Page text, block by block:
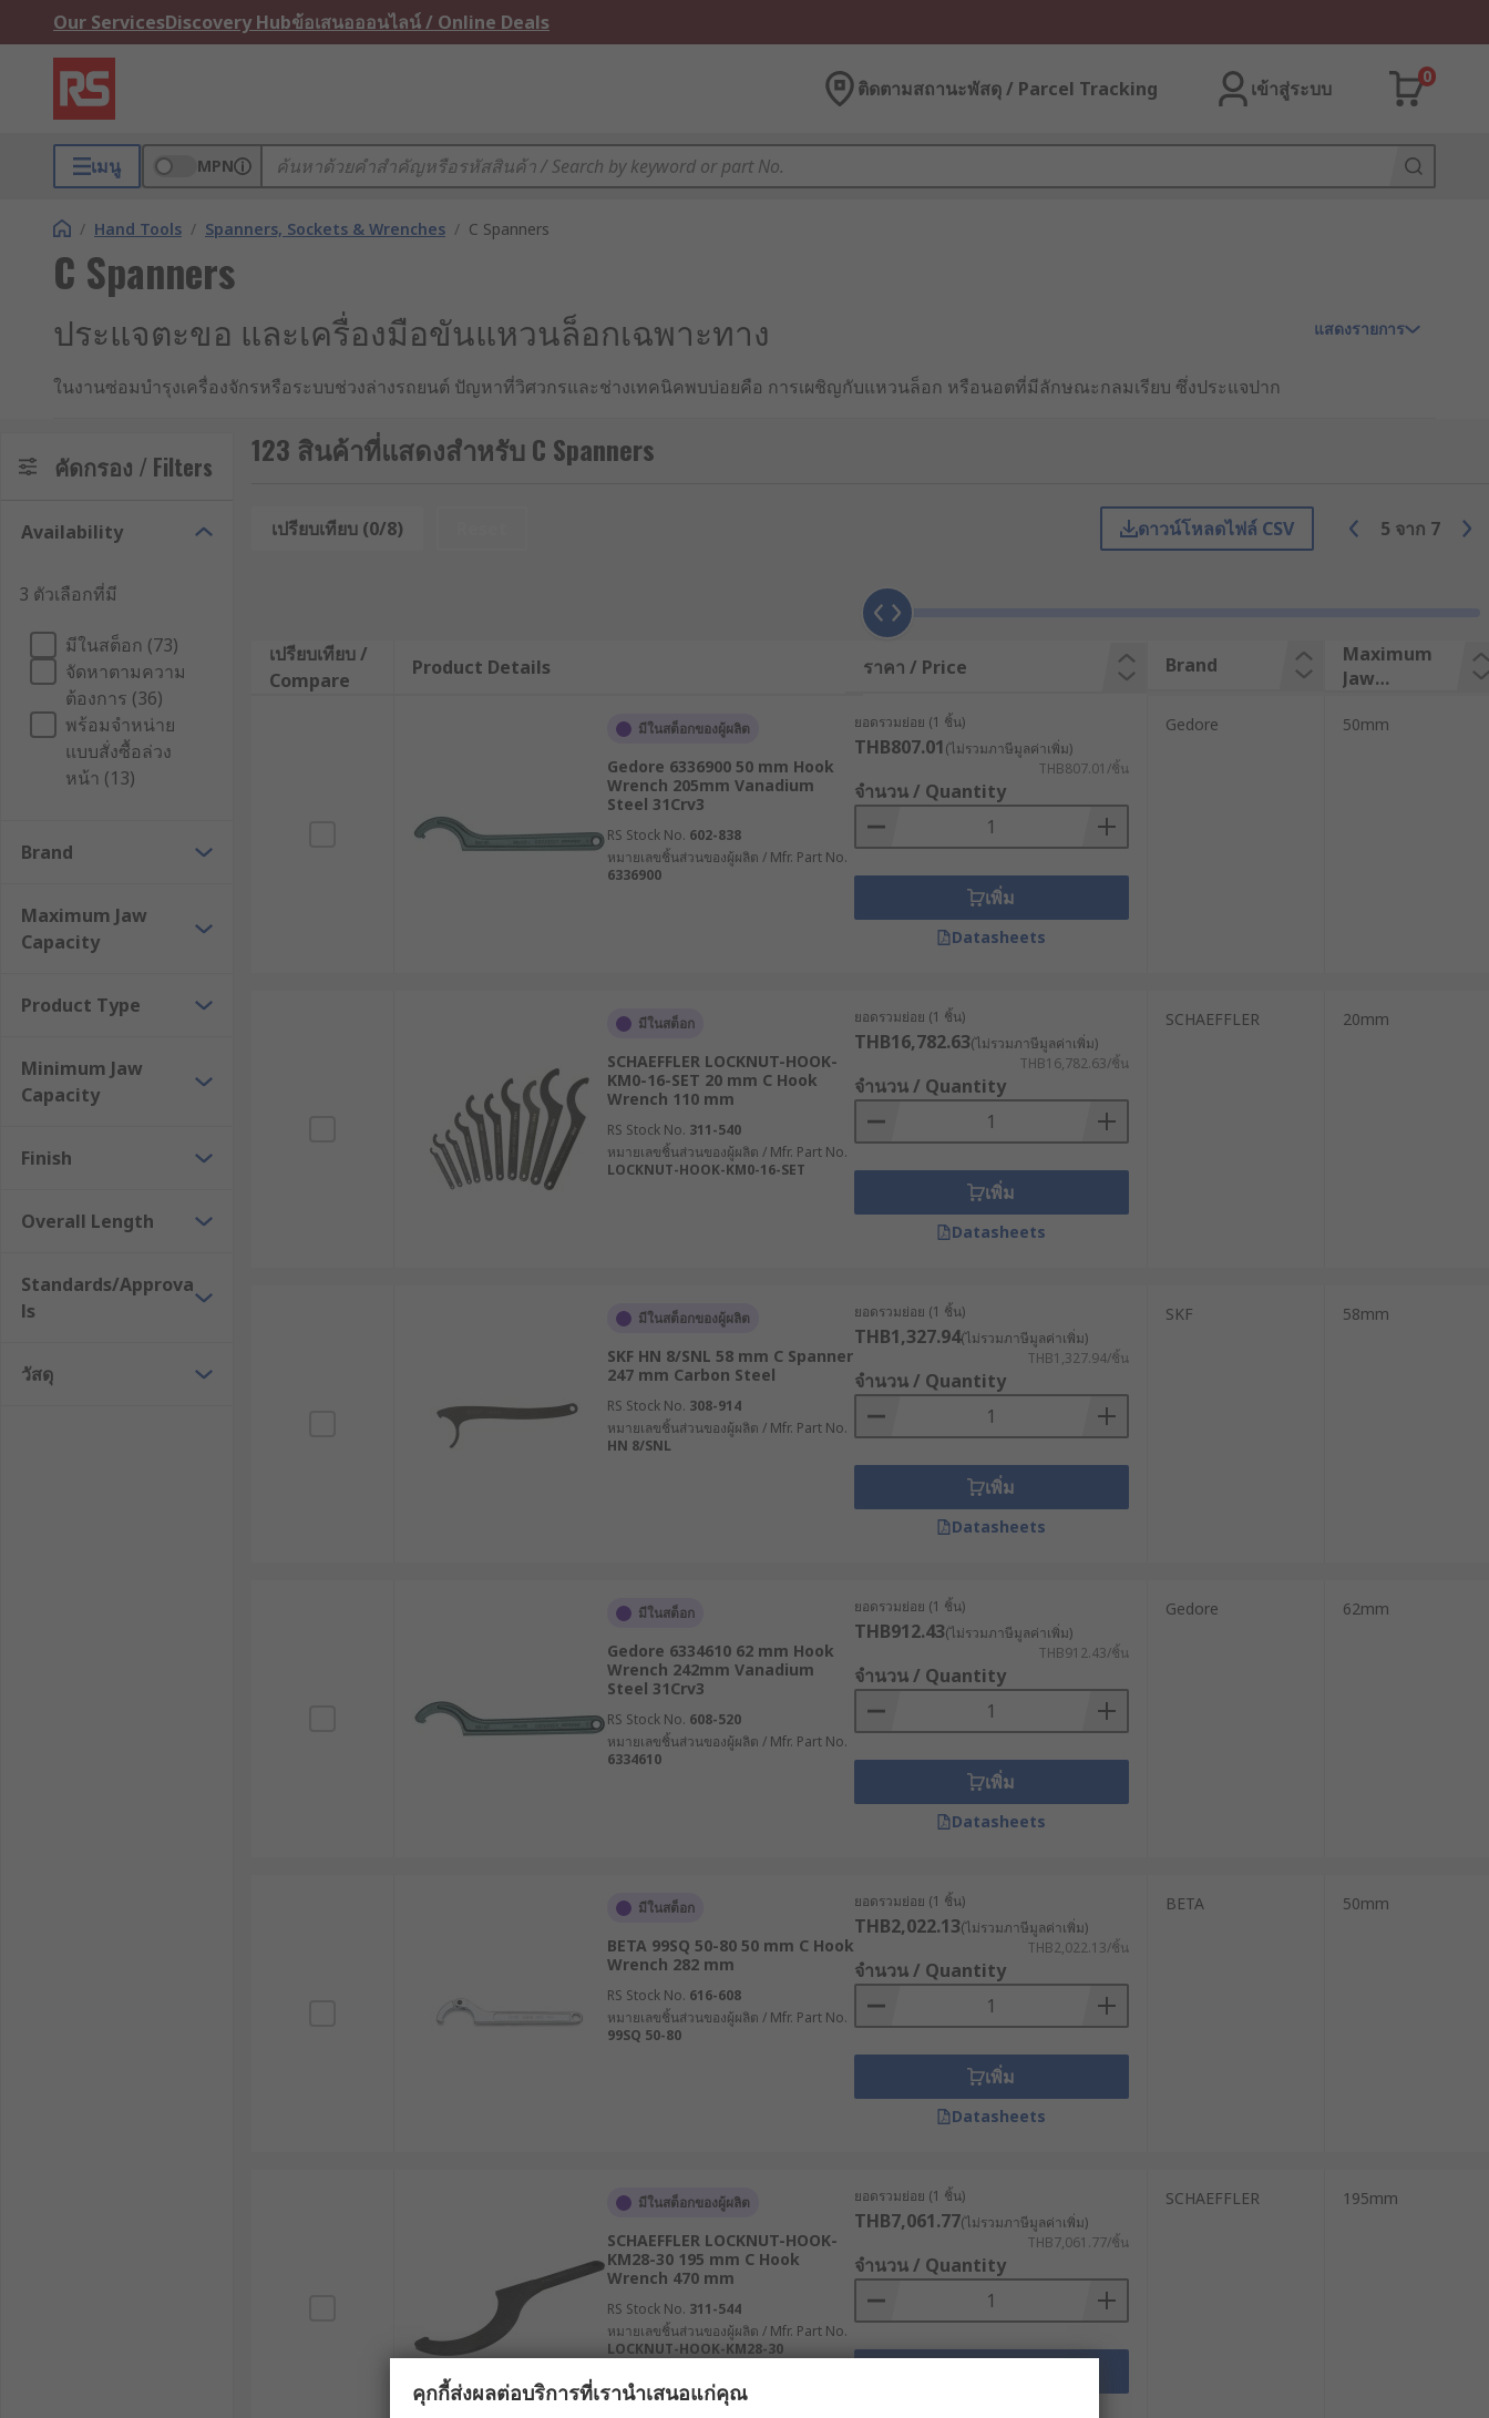
Our ServicesDiscovery Hubข้อเสนอออนไลน์ / Online Deals
ติดตามสถานะพัสดุ / Parcel Tracking เข้าสู่ระบบ
0
เมนู MPN
/ Hand Tools / Spanners, Sockets & Wrenches / C Spanners
C Spanners
ประแจตะขอ และเครื่องมือขันแหวนล็อกเฉพาะทาง
ในงานซ่อมบำรุงเครื่องจักรหรือระบบช่วงล่างรถยนต์ ปัญหาที่วิศวกรและช่างเทคนิคพบบ่อยคือ การเผชิญกับแหวนล็อก หรือนอตที่มีลักษณะกลมเรียบ ซึ่งประแจปาก
เป็นโซลูชันที่ออกแบบมาเพื่อจัดการกับปัญหานี้โดยเฉพาะ โดยช่วยให้การล็อกหรือขันวัสดุทำได้อย่างแม่นยำและปลอดภัย
ประแจตะขอ หรือที่รู้จักกันในชื่อ C Spanner, Hook Spanner หรือ Hook & Pin Wrench คือเครื่องมือช่างคุณภาพสูงที่ออกแบบมาเพื่อใช้ขันหรือคลายแหวนล็อกโดย
เฉพาะ เนื่องจากแหวนเหล่านี้แตกต่างจากนอตทั่วไปตรงที่มีเส้นรอบวงกลมเรียบและไม่มีเหลี่ยมให้จับยึด ประแจประเภทนี้จึงออกแบบให้มีส่วนหัวโค้งคล้ายตัวอักษร
"C" พร้อมเดือยหรือสลักทรงกระบอก (Pin) ที่ส่วนปลายเพื่อทำหน้าที่ล็อกเข้ากับรูหรือร่องของแหวนล็อก ช่วยให้ประแจและชิ้นงานยึดติดกันอย่างมั่นคงเมื่อมีการ
ออกแรงบิด
ประเภทของประแจขอที่นิยมใช้งาน
เพื่อให้ครอบคลุมหน้างานวิศวกรรมที่แตกต่างกัน เรามีประแจหัวตะขอที่แบ่งตามลักษณะการใช้งาน ดังนี้
ประแจตะขอแบบปรับระยะได้ (Adjustable Hook Spanner) : เป็นรุ่นยอดนิยมที่มาพร้อมพินเหล็กที่ปรับขนาดปากได้ เพื่อให้พอดีกับขนาดของแหวนล็อกที่หลาก
หลาย ช่วยให้ไม่ต้องพกเครื่องมือจำนวนมาก
ประแจตะขอแบบตายตัว (Fixed C Spanner หรือ C Hook Spanner) : ออกแบบขนาดแบบเฉพาะเจาะจง ช่วยจับยึดได้อย่างมั่นคงและการส่งถ่ายแรงบิดสูง เหมาะ
ประแจขอแบบมีสลัก
ป้องกันการรูดไถล
หลักการเลือกซื้อประแจตะขอให้เหมาะสมกับงาน
การเลือก ประแจตะขอ
ที่ถูกต้องจะช่วยให้งานเสร็จไวและลดความเสี่ยงจากอุปกรณ์ชำรุด โดยพิจารณาจากปัจจัยดังนี้
วัสดุที่ใช้ผลิต : เนื่องจากต้องรับแรงบิดมหาศาล ประแจที่ดีควรทำจากเหล็กกล้าผสม หรือ Chrome Vanadium ที่มีความแข็งแกร่งสูง หากใช้วัสดุที่เบาเกินไปอาจ
ทำให้เครื่องมือแตกหักได้เมื่อเจอแรงบิดสูง
ความยาวของด้ามจับ : ยิ่งด้ามประแจยาวเท่าไร ยิ่งใช้แรงน้อยลงในการสร้างแรงบิดที่เท่ากัน แต่จำเป็นต้องพิจารณาพื้นที่หน้างานด้วยว่ามีระยะเพียงพอให้สอด
เครื่องมือเข้าไปหรือไม่
มือ
ความสอดคล้องกับมาตรฐานแหวนล็อก (เช่น DIN 1816 / ISO locknuts) : ตรวจสอบลักษณะของหัวตะขอหรือหัวพินให้ตรงกับร่องหรือรูของแหวนล็อกนั้น เพื่อ
ให้การจับยึดปลอดภัยและป้องกันความเสียหายที่อาจเกิดขึ้นกับชิ้นส่วนที่มีความละเอียดสูง
การตกแต่งผิวและความทนทานต่อการกัดกร่อน : การเคลือบผิวประแจตะขอด้วยฟอสเฟตหรือโครเมียมช่วยเพิ่มความทนทานต่อการเป็นสนิม เหมาะสำหรับ
สภาพแวดล้อมทางอุตสาหกรรมหรือพื้นที่ชื้นที่เครื่องมือต้องสัมผัสกับน้ำมันหรือสารเคมีบ่อยครั้ง
หลักสรีรศาสตร์และการออกแบบด้ามจับ : ด้ามจับประแจขอที่มีการเคลือบกันลื่นหรือออกแบบมาให้รับกับมือจะช่วยให้ผู้ใช้งานควบคุมเครื่องมือได้ดีขึ้นและลด
การรับรองเครื่องมือและความสอดคล้องกับมาตรฐานผู้ผลิต : การเลือกใช้เครื่องมือจากผู้ผลิตที่ได้รับการยอมรับจะช่วยการันตีว่าอุปกรณ์นั้นเป็นไปตามมาตรฐาน
ประแจหัวตะขอ เป็นอุปกรณ์สำคัญในงานเฉพาะทางหลายอุตสาหกรรม ดังนี้
งานยานยนต์ (Automotive) : ใช้ประแจปากตะขอปรับแต่งช่วงล่างรถยนต์ มอเตอร์ไซค์ และขันแหวนล็อกในจุดที่ต้องการความแม่นยำสูง
งานซ่อมบำรุงเครื่องจักร (Maintenance) : ใช้สำหรับการขันแหวนล็อกตลับลูกปืน หรือน็อตกลมแบบมีร่องในเครื่องจักรกลอุตสาหกรรม
งานติดตั้งระบบท่อและวาล์ว : ใช้กับข้อต่อพิเศษที่มีลักษณะเป็นร่องบาก ซึ่งประแจมาตรฐานไม่สามารถเข้าถึงได้
งานเซอร์วิสตลับลูกปืนและเกียร์บ็อกซ์ (Bearing and Gearbox Service) : ในอุตสาหกรรมตลับลูกปืนและชุดเกียร์ ประแจตะขอจะช่วยยึดกับแหวนล็อกหรือน็อต
ล็อกแบบร่องได้อย่างมั่นคง ทำให้สามารถควบคุมการขันให้แน่นตามลำดับขั้นตอนการติดตั้งตลับลูกปืน และลดความเสี่ยงจากการใช้แรงบิดที่มากหรือน้อยเกิน
ระบบไฮดรอลิกและนิวแมติก (Hydraulic and Pneumatic Systems) : สำหรับการขันน็อตกระบอกไฮดรอลิกและข้อต่อประเภทเกจวัดแรงดัน ประแจปากตะขอ
ช่วยให้สามารถใช้แรงบิดได้อย่างมั่นคงโดยไม่ลื่นไถล ในจุดที่ประแจแหวนมาตรฐานไม่สามารถสวมเข้าทางด้านข้างของแหวนล็อกได้
เพิ่มประสิทธิภาพงานส่งแรงบิดด้วยประแจตะขอจาก RS
เปลี่ยนงานยากให้เป็นเรื่องง่ายด้วยประแจขอมาตรฐานสากลที่ RS ศูนย์รวมโซลูชันอุตสาหกรรมและอิเล็กทรอนิกส์ เราคัดสรรเครื่องมือจากแบรนด์ชั้นนำระดับโลกที่
มั่นใจได้ในความแข็งแกร่งของวัสดุและดีไซน์ที่จับถนัดมือ เพื่อให้ทุกงานขันและคลายแหวนล็อกเป็นไปอย่าง
แม่นยำและปลอดภัยที่สุด สามารถตรวจสอบรุ่นและราคาประแจตะขอทั้งหมดได้ที่เว็บไซต์ RS ตลอด 24 ชั่วโมง ทั้งราคาปลีกและราคาส่ง พร้อมบริการจัดส่งทั่ว
ประเทศ หรือปรึกษาผู้เชี่ยวชาญด้านผลิตภัณฑ์ของเราเพื่อเลือกสินค้าที่เหมาะกับการใช้งานในอุตสาหกรรมของคุณมากที่สุด เพื่อการส่งแรงบิดที่แม่นยำและปลอดภัย
แสดงรายการ
คัดกรอง / Filters
Availability
3 ตัวเลือกที่มี
มีในสต็อก (73)
จัดหาตามความ
ต้องการ (36)
พร้อมจำหน่าย
แบบสั่งซื้อล่วง
หน้า (13)
Brand
Maximum Jaw
Capacity
Product Type
Minimum Jaw
Capacity
Finish
Overall Length
Standards/Approva
ls
วัสดุ
123 สินค้าที่แสดงสำหรับ C Spanners
เปรียบเทียบ (0/8) ดาวน์โหลดไฟล์ CSV 5 จาก 7
เปรียบเทียบ /
Compare
Product Details ราคา / Price Brand
Maximum
Jaw
มีในสต็อกของผู้ผลิต
Gedore 6336900 50 mm Hook
Wrench 205mm Vanadium
Steel 31Crv3
RS Stock No. 602-838
หมายเลขชิ้นส่วนของผู้ผลิต / Mfr. Part No.
6336900
ยอดรวมย่อย (1 ชิ้น)
THB807.01(ไม่รวมภาษีมูลค่าเพิ่ม)
THB807.01/ชิ้น
จำนวน / Quantity
เพิ่ม
Datasheets
Gedore 50mm
มีในสต็อก
SCHAEFFLER LOCKNUT-HOOK-
KM0-16-SET 20 mm C Hook
Wrench 110 mm
RS Stock No. 311-540
หมายเลขชิ้นส่วนของผู้ผลิต / Mfr. Part No.
LOCKNUT-HOOK-KM0-16-SET
ยอดรวมย่อย (1 ชิ้น)
THB16,782.63(ไม่รวมภาษีมูลค่าเพิ่ม)
THB16,782.63/ชิ้น
จำนวน / Quantity
เพิ่ม
Datasheets
SCHAEFFLER 20mm
มีในสต็อกของผู้ผลิต
SKF HN 8/SNL 58 mm C Spanner
247 mm Carbon Steel
RS Stock No. 308-914
หมายเลขชิ้นส่วนของผู้ผลิต / Mfr. Part No.
HN 8/SNL
ยอดรวมย่อย (1 ชิ้น)
THB1,327.94(ไม่รวมภาษีมูลค่าเพิ่ม)
THB1,327.94/ชิ้น
จำนวน / Quantity
เพิ่ม
Datasheets
SKF 58mm
มีในสต็อก
Gedore 6334610 62 mm Hook
Wrench 242mm Vanadium
Steel 31Crv3
RS Stock No. 608-520
หมายเลขชิ้นส่วนของผู้ผลิต / Mfr. Part No.
6334610
ยอดรวมย่อย (1 ชิ้น)
THB912.43(ไม่รวมภาษีมูลค่าเพิ่ม)
THB912.43/ชิ้น
จำนวน / Quantity
เพิ่ม
Datasheets
Gedore 62mm
มีในสต็อก
BETA 99SQ 50-80 50 mm C Hook
Wrench 282 mm
RS Stock No. 616-608
หมายเลขชิ้นส่วนของผู้ผลิต / Mfr. Part No.
99SQ 50-80
ยอดรวมย่อย (1 ชิ้น)
THB2,022.13(ไม่รวมภาษีมูลค่าเพิ่ม)
THB2,022.13/ชิ้น
จำนวน / Quantity
เพิ่ม
Datasheets
BETA 50mm
มีในสต็อกของผู้ผลิต
SCHAEFFLER LOCKNUT-HOOK-
KM28-30 195 mm C Hook
Wrench 470 mm
RS Stock No. 311-544
หมายเลขชิ้นส่วนของผู้ผลิต / Mfr. Part No.
LOCKNUT-HOOK-KM28-30
ยอดรวมย่อย (1 ชิ้น)
THB7,061.77(ไม่รวมภาษีมูลค่าเพิ่ม)
THB7,061.77/ชิ้น
จำนวน / Quantity
SCHAEFFLER 195mm
คุกกี้ส่งผลต่อบริการที่เรานำเสนอแก่คุณ